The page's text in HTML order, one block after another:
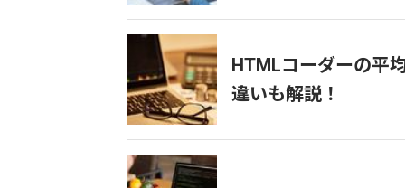
HTMLコーダーの平
違いも解説！